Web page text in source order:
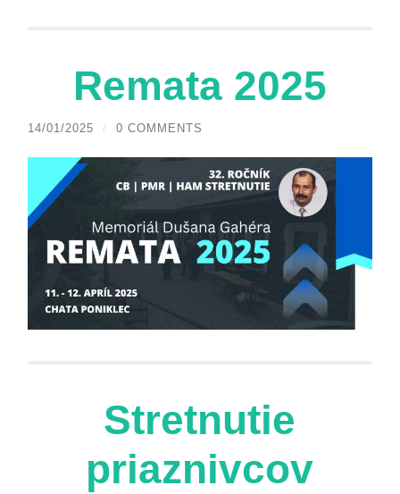
Remata 2025
14/01/2025 / 0 COMMENTS
Stretnutie
priaznivcov